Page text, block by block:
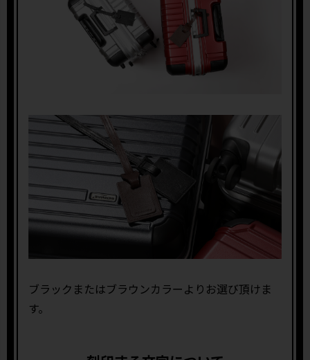
ブラックまたはブラウンカラーよりお選び頂けま
す。